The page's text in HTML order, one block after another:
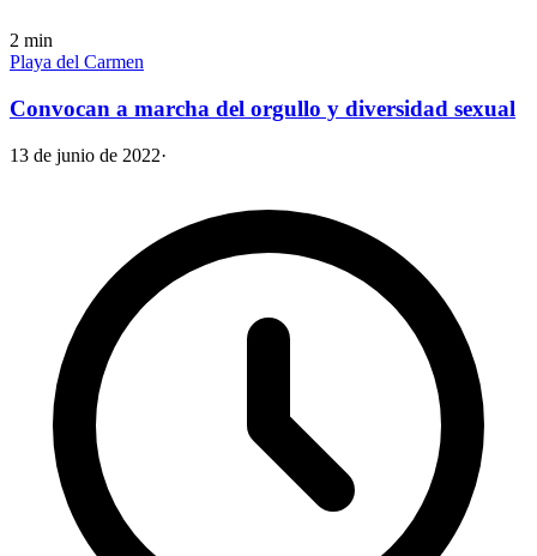
2 min
Playa del Carmen
Convocan a marcha del orgullo y diversidad sexual
13 de junio de 2022·